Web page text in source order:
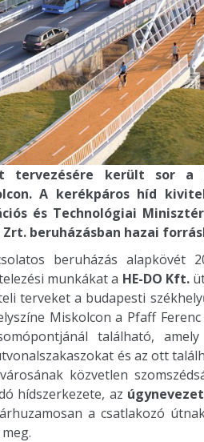
tervezésére került sor
A kerékpáros híd
és Technológiai
beruházásban hazai
beruházás alapkövét
munkákat a HE-DO Kft.
terveket a budapesti
Miskolcon a Pfaff
található,
és az ott
közvetlen
hídszerkezete, az
a csatlakozó